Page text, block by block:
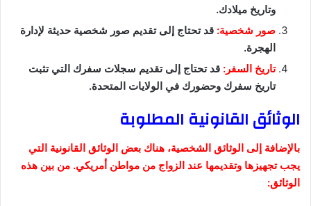
وتاريخ ميلادك.
صور شخصية: قد تحتاج إلى تقديم صور شخصية حديثة لإدارة
الهجرة.
تاريخ السفر: قد تحتاج إلى تقديم سجلات سفرك التي تثبت
تاريخ سفرك وحضورك في الولايات المتحدة.
الوثائق القانونية المطلوبة
بالإضافة إلى الوثائق الشخصية، هناك بعض الوثائق القانونية التي
يجب تجهيزها وتقديمها عند الزواج من مواطن أمريكي. من بين هذه
الوثائق: